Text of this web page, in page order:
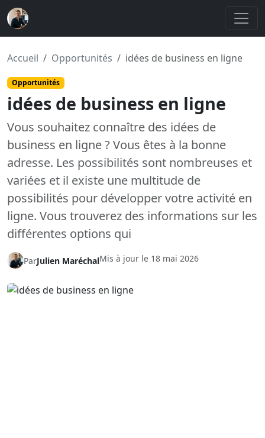
Accueil Opportunités idées de business en ligne
Opportunités
idées de business en ligne
Vous souhaitez connaître des idées de
business en ligne ? Vous êtes à la bonne
adresse. Les possibilités sont nombreuses et
variées et il existe une multitude de
possibilités pour développer votre activité en
ligne. Vous trouverez des informations sur les
différentes options qui
ParJulien MaréchalMis à jour le 18 mai 2026